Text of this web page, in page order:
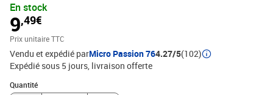
par notre entrepot Lyonnais
En stock
9,49€
Prix unitaire TTC
Vendu et expédié parMicro Passion 764.27/5(102)
Expédié sous 5 jours livraison offerte
Quantité
Quantité : 1